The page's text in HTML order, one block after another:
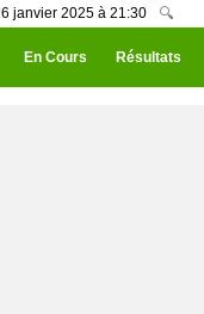
janvier 2025 à 21:30 🔍
En Cours Résultats